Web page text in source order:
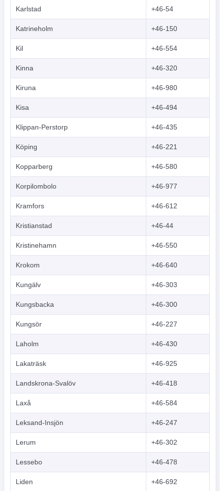
Karlstad +46-54
Katrineholm +46-150
Kil +46-554
Kinna +46-320
Kiruna +46-980
Kisa +46-494
Klippan-Perstorp +46-435
Köping +46-221
Kopparberg +46-580
Korpilombolo +46-977
Kramfors +46-612
Kristianstad +46-44
Kristinehamn +46-550
Krokom +46-640
Kungälv +46-303
Kungsbacka +46-300
Kungsör +46-227
Laholm +46-430
Lakaträsk +46-925
Landskrona-Svalöv +46-418
Laxå +46-584
Leksand-Insjön +46-247
Lerum +46-302
Lessebo +46-478
Liden +46-692